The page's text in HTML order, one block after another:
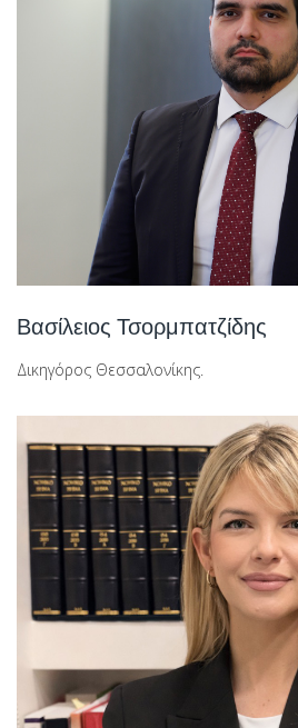
Βασίλειος Τσορμπατζίδης
Δικηγόρος Θεσσαλονίκης.